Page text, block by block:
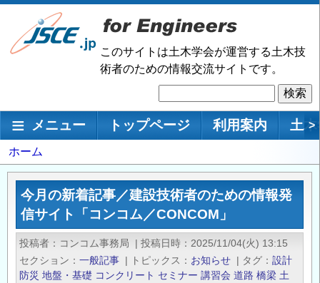
メ
ン
移
このサイトは土木学会が運営する土木技
術者のための情報交流サイトです。
索
メインナビゲーション
メニュー トップページ 利用案内 土 >
パ
ン
く
ず
ホーム
今月の新着記事／建設技術者のための情報発
信サイト「コンコム／CONCOM」
投稿者 コンコム事務局 | 投稿日時
2025/11/04(火) 13:15
セクション
一般記事 | トピックス お知らせ | タグ
設計
防災 地盤・基礎 コンクリート セミナー 講習会 道路 橋梁 土